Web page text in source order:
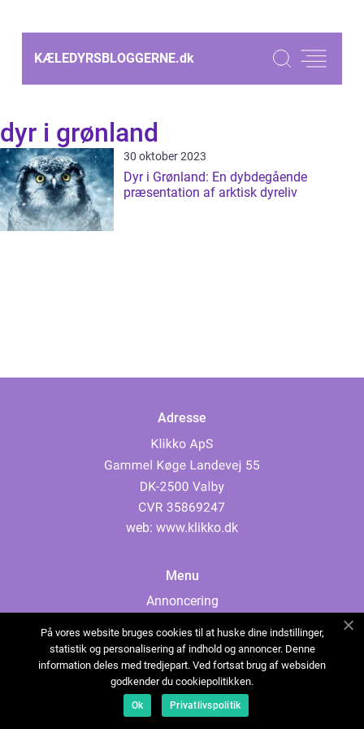
KÆLEDYRSBLOGGERNE.dk
dyr i grønland
30 oktober 2023
Dyr i Grønland: En dybdegående
præsentation af arktisk dyreliv
Adresse
web: www.klikko.dk
Menu
Annoncering
Cookies
Kontakt os
Sitemap
På vores website bruges cookies til at huske dine indstillinger,
statistik og personalisering af indhold og annoncer. Denne
information deles med tredjepart. Ved fortsat brug af websiden
godkender du cookiepolitikken.
Ok Privatlivspolitik